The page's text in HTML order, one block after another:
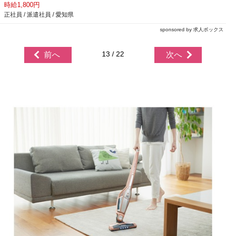
時給1,800円
正社員 / 派遣社員 / 愛知県
sponsored by 求人ボックス
前へ 13 / 22 次へ